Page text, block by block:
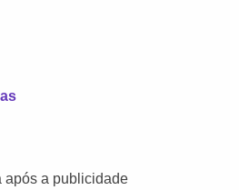
após a publicidade